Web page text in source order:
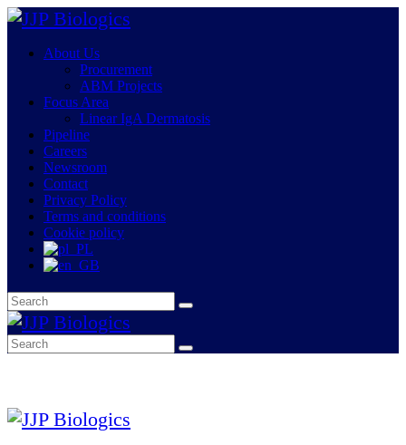
About Us
Procurement
ABM Projects
Focus Area
Linear IgA Dermatosis
Pipeline
Careers
Newsroom
Contact
Privacy Policy
Terms and conditions
Cookie policy